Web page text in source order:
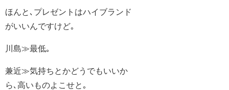
ほんと､プレゼントはハイブランド
がいいんですけど｡
川島≫最低｡
兼近≫気持ちとかどうでもいいか
ら､高いものよこせと｡